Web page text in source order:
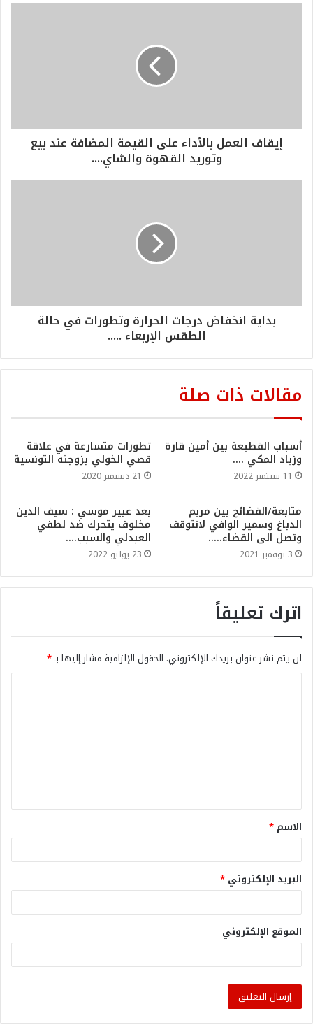
إيقاف العمل بالأداء على القيمة المضافة عند بيع
وتوريد القهوة والشاي....
بداية انخفاض درجات الحرارة وتطورات في حالة
الطقس الإربعاء .....
مقالات ذات صلة
أسباب القطيعة بين أمين قارة
وزياد المكي ….
11 سبتمبر 2022
تطورات متسارعة في علاقة
قصي الخولي بزوجته التونسية
21 ديسمبر 2020
متابعة/الفضائح بين مريم
الدباغ وسمير الوافي لاتتوقف
وتصل الى القضاء…..
3 نوفمبر 2021
بعد عبير موسي : سيف الدين
مخلوف يتحرك ضد لطفي
العبدلي والسبب….
23 يوليو 2022
اترك تعليقاً
لن يتم نشر عنوان بريدك الإلكتروني. الحقول الإلزامية مشار إليها بـ*
الاسم *
البريد الإلكتروني *
الموقع الإلكتروني